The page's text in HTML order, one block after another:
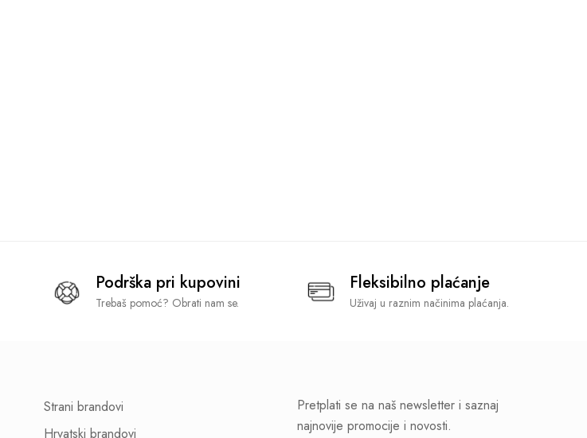
Podrška pri kupovini
Trebaš pomoć? Obrati nam se.
Fleksibilno plaćanje
Uživaj u raznim načinima plaćanja.
Strani brandovi
Hrvatski brandovi
Pretplati se na naš newsletter i saznaj
najnovije promocije i novosti.